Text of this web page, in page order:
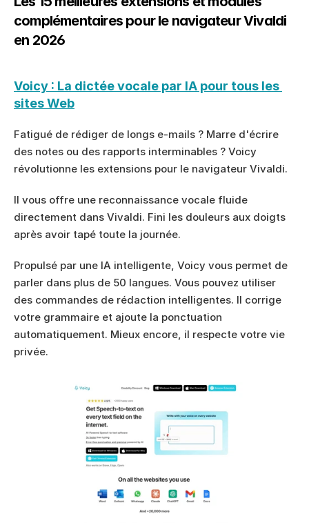
complémentaires pour le navigateur Vivaldi
en 2026
Voicy : La dictée vocale par IA pour tous les
sites Web
Fatigué de rédiger de longs e-mails ? Marre d'écrire
des notes ou des rapports interminables ? Voicy
révolutionne les extensions pour le navigateur Vivaldi.
Il vous offre une reconnaissance vocale fluide
directement dans Vivaldi. Fini les douleurs aux doigts
après avoir tapé toute la journée.
Propulsé par une IA intelligente, Voicy vous permet de
parler dans plus de 50 langues. Vous pouvez utiliser
des commandes de rédaction intelligentes. Il corrige
votre grammaire et ajoute la ponctuation
automatiquement. Mieux encore, il respecte votre vie
privée.